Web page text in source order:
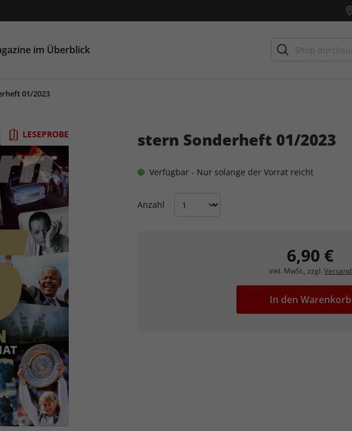
im Überblick
Zwischensumme
01/2023
LESEPROBE stern Sonderheft 01/2023
Verfügbar - Nur solange der Vorrat reicht
Anzahl
6,90 €
inkl. MwSt., zzgl.Versand
In den Warenkorb